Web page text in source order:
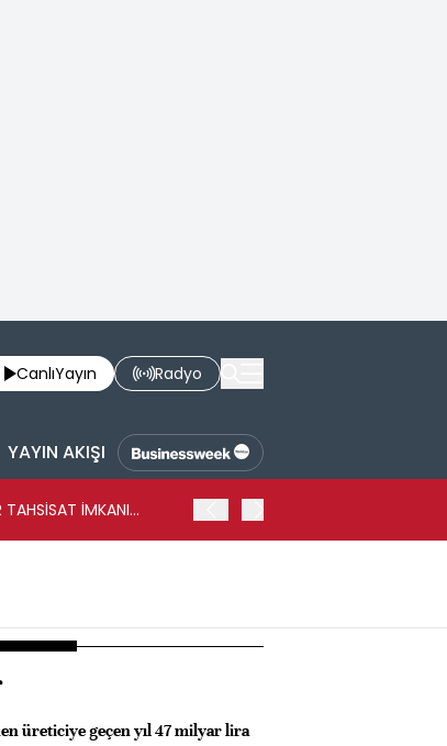
CanlıYayın Radyo
YAYIN AKIŞI
TAHSİSAT İMKANI
üreticiye geçen yıl 47 milyar lira